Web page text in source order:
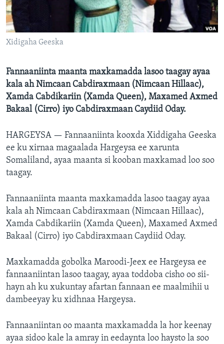
FAAQIDAADDA TODDOBAADKA
DHEXTAALKA TODDOBAADKA
Xidigaha Geeska
Fannaaniinta maanta maxkamadda lasoo taagay ayaa
kala ah Nimcaan Cabdiraxmaan (Nimcaan Hillaac),
Xamda Cabdikariin (Xamda Queen), Maxamed Axmed
Bakaal (Cirro) iyo Cabdiraxmaan Caydiid Oday.
HARGEYSA — Fannaaniinta kooxda Xiddigaha Geeska
ee ku xirnaa magaalada Hargeysa ee xarunta
Somaliland, ayaa maanta si kooban maxkamad loo soo
taagay.
Fannaaniinta maanta maxkamadda lasoo taagay ayaa
kala ah Nimcaan Cabdiraxmaan (Nimcaan Hillaac),
Xamda Cabdikariin (Xamda Queen), Maxamed Axmed
Bakaal (Cirro) iyo Cabdiraxmaan Caydiid Oday.
Maxkamadda gobolka Maroodi-Jeex ee Hargeysa ee
fannaaniintan lasoo taagay, ayaa toddoba cisho oo sii-
hayn ah ku xukuntay afartan fannaan ee maalmihii u
dambeeyay ku xidhnaa Hargeysa.
Fannaaniintan oo maanta maxkamadda la hor keenay
ayaa sidoo kale la amray in eedaynta loo haysto la soo